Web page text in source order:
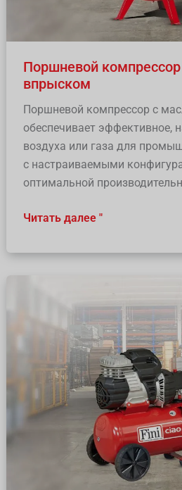
Поршневой
впрыском
Поршневой компрессор с
обеспечивает эффективное,
воздуха или газа для
с настраиваемыми
оптимальной
Читать далее "
компрессор